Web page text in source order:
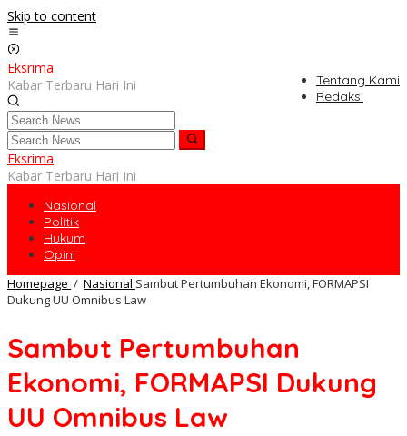
Skip to content
Tentang Kami
Redaksi
Eksrima
Kabar Terbaru Hari Ini
Eksrima
Kabar Terbaru Hari Ini
Nasional
Politik
Hukum
Opini
Homepage / Nasional Sambut Pertumbuhan Ekonomi, FORMAPSI
Dukung UU Omnibus Law
Sambut Pertumbuhan
Ekonomi, FORMAPSI Dukung
UU Omnibus Law